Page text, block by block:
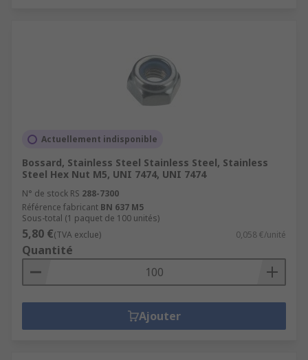
Actuellement indisponible
Bossard, Stainless Steel Stainless Steel, Stainless
Steel Hex Nut M5, UNI 7474, UNI 7474
N° de stock RS 288-7300
Référence fabricant BN 637 M5
Sous-total (1 paquet de 100 unités)
5,80 €(TVA exclue) 0,058 €/unité
Quantité
Ajouter